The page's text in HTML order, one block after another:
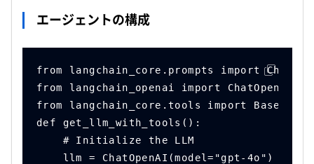
エージェントの構成
from langchain_core.prompts import
from langchain_openai import ChatOpenAI
from langchain_core.tools import BaseTool
def get_llm_with_tools():
    # Initialize the LLM
    llm = ChatOpenAI(model="gpt-4o")